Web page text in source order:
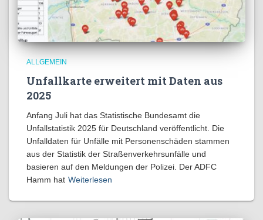
ALLGEMEIN
Unfallkarte erweitert mit Daten aus
2025
Anfang Juli hat das Statistische Bundesamt die
Unfallstatistik 2025 für Deutschland veröffentlicht. Die
Unfalldaten für Unfälle mit Personenschäden stammen
aus der Statistik der Straßenverkehrsunfälle und
basieren auf den Meldungen der Polizei. Der ADFC
Hamm hat Weiterlesen